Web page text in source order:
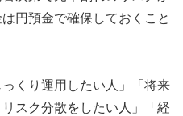
円預金で確保しておくこと
くり運用したい人」「将来
スク分散をしたい人」「経